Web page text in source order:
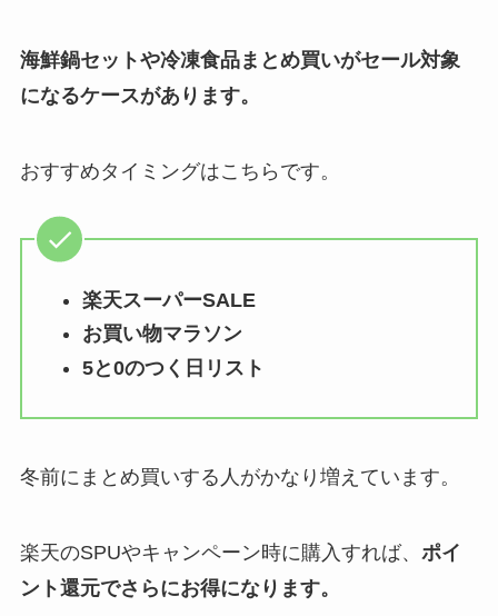
海鮮鍋セットや冷凍食品まとめ買いがセール対象
になるケースがあります。
おすすめタイミングはこちらです。
楽天スーパーSALE
お買い物マラソン
5と0のつく日リスト
冬前にまとめ買いする人がかなり増えています。
楽天のSPUやキャンペーン時に購入すれば、 ポイ
ント還元でさらにお得になります。